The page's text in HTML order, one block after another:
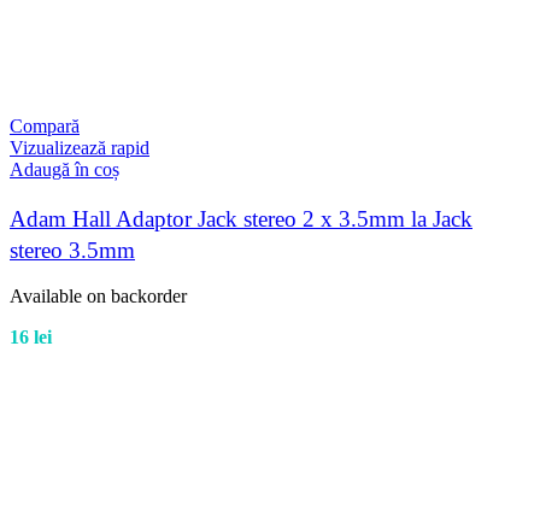
Compară
Vizualizează rapid
Adaugă în coș
Adam Hall Adaptor Jack stereo 2 x 3.5mm la Jack
stereo 3.5mm
Available on backorder
16 lei